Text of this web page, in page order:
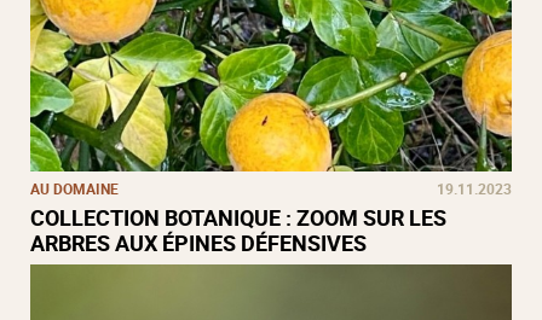
AU DOMAINE 19.11.2023
COLLECTION BOTANIQUE : ZOOM SUR LES
ARBRES AUX ÉPINES DÉFENSIVES